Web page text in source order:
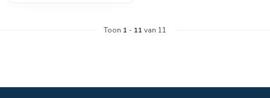
Toon 1 - 11 van 11